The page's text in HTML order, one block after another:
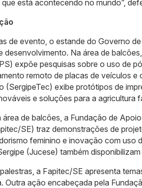
está acontecendo no mundo”,
de evento, o estande do Governo
desenvolvimento. Na área de
expõe pesquisas sobre o uso de
remoto de placas de veículos e
(SergipeTec) exibe protótipos de
e soluções para a agricultura
área de balcões, a Fundação de
SE) traz demonstrações de
feminino e inovação com uso
(Jucese) também
a Fapitec/SE apresenta
Outra ação encabeçada pela